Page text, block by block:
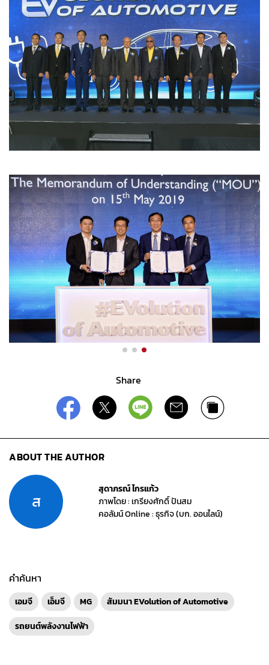
Share
ABOUT THE AUTHOR
ส
สุดาภรณ์ ไกรแก้ว
ภาพโดย : เกรียงศักดิ์ ปันสม
คอลัมน์ Online : ธุรกิจ (บก. ออนไลน์)
คำค้นหา
เอมจี เอ็มจี MG
สัมมนา EVolution of Automotive
รถยนต์พลังงานไฟฟ้า